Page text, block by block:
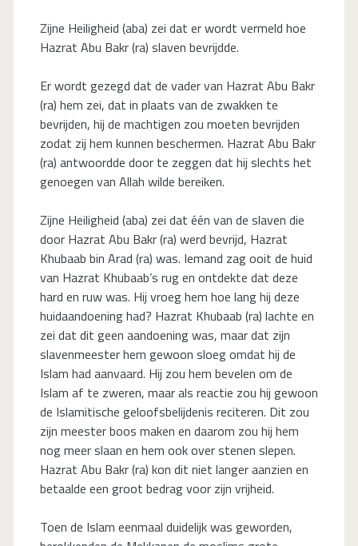
Zijne Heiligheid (aba) zei dat er wordt vermeld hoe
Hazrat Abu Bakr (ra) slaven bevrijdde.
Er wordt gezegd dat de vader van Hazrat Abu Bakr
(ra) hem zei, dat in plaats van de zwakken te
bevrijden, hij de machtigen zou moeten bevrijden
zodat zij hem kunnen beschermen. Hazrat Abu Bakr
(ra) antwoordde door te zeggen dat hij slechts het
genoegen van Allah wilde bereiken.
Zijne Heiligheid (aba) zei dat één van de slaven die
door Hazrat Abu Bakr (ra) werd bevrijd, Hazrat
Khubaab bin Arad (ra) was. Iemand zag ooit de huid
van Hazrat Khubaab’s rug en ontdekte dat deze
hard en ruw was. Hij vroeg hem hoe lang hij deze
huidaandoening had? Hazrat Khubaab (ra) lachte en
zei dat dit geen aandoening was, maar dat zijn
slavenmeester hem gewoon sloeg omdat hij de
Islam had aanvaard. Hij zou hem bevelen om de
Islam af te zweren, maar als reactie zou hij gewoon
de Islamitische geloofsbelijdenis reciteren. Dit zou
zijn meester boos maken en daarom zou hij hem
nog meer slaan en hem ook over stenen slepen.
Hazrat Abu Bakr (ra) kon dit niet langer aanzien en
betaalde een groot bedrag voor zijn vrijheid.
Toen de Islam eenmaal duidelijk was geworden,